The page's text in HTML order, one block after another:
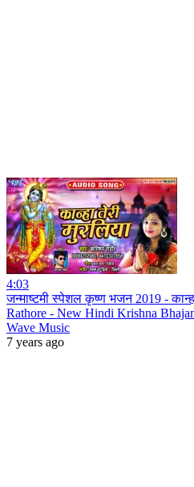
4:03
जन्माष्टमी स्पेशल कृष्ण भजन 2019 -
Rathore - New Hindi Krishna
Wave Music
7 years ago